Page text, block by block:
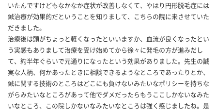
いたんですけどもなかなか症状が改善しなくて、やはり円形脱毛症には
鍼治療が効果的だということを知りまして、こちらの院に来させていた
だきました。
治療後は頭がちょっと軽くなったといいますか、血流が良くなったとい
う実感もありまして治療を受け始めてから徐々に発毛の方が進みだし
て、約半年ぐらいで元通りになったという効果がありました。先生の誠
実な人柄、何かあったときに相談できるようなところであったりとか、
鍼に関する技術のところはどこにも負けないみたいなポリシーを持ちな
がらみたいなところがあって他でダメだったらもうここしかないなみた
いなところ、この院しかないなみたいなところは強く感じましたね。是